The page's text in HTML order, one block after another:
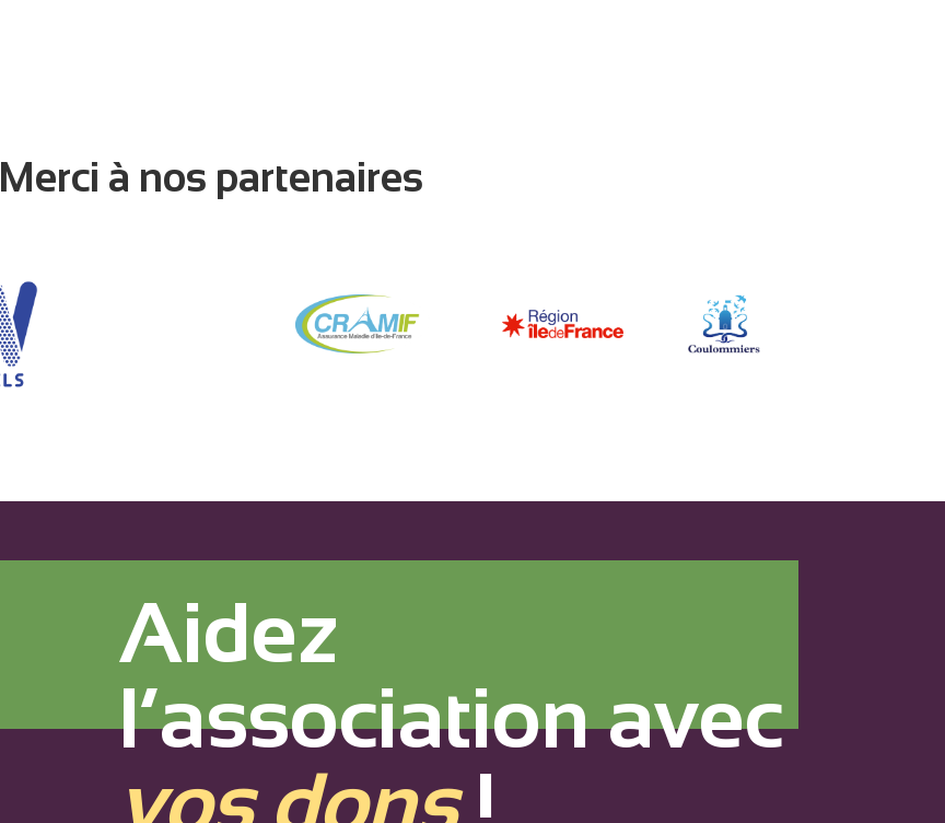
Merci à nos partenaires
Aidez
l’association avec
vos dons!